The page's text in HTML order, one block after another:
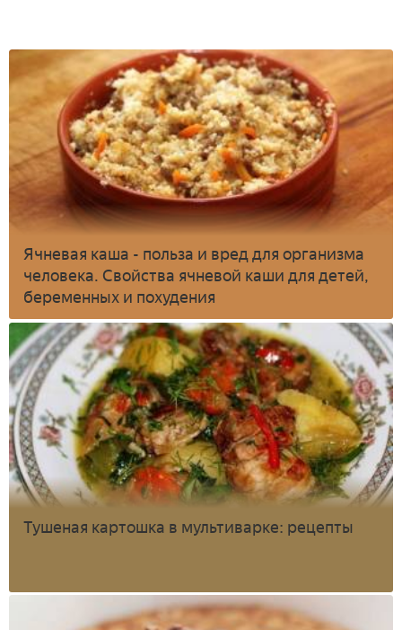
Ячневая каша - польза и вред для организма
человека. Свойства ячневой каши для детей,
беременных и похудения
Тушеная картошка в мультиварке: рецепты